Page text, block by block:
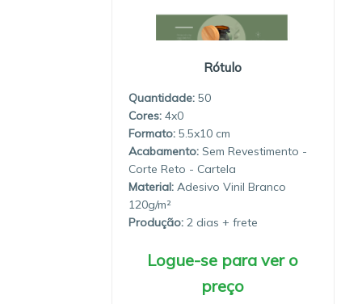
Rótulo
Quantidade: 50
4x0
5.5x10
Sem Revestimento -
Corte Reto - Cartela
Material: Adesivo Vinil Branco
120g/m²
Produção: 2 dias
Logue-se para ver o
preço